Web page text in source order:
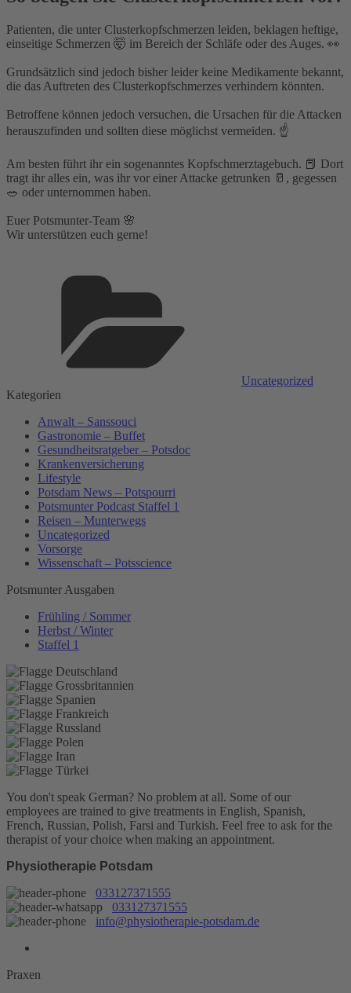
Patienten, die unter Clusterkopfschmerzen leiden, beklagen heftige,
einseitige Schmerzen 🤯 im Bereich der Schläfe oder des Auges. 👀⁣
Grundsätzlich sind jedoch bisher leider keine Medikamente bekannt,
die das Auftreten des Clusterkopfschmerzes verhindern könnten.⁣
Betroffene können jedoch versuchen, die Ursachen für die Attacken
herauszufinden und sollten diese möglichst vermeiden. ☝️⁣
Am besten führt ihr ein sogenanntes Kopfschmerztagebuch. 📕 Dort
tragt ihr alles ein, was ihr vor einer Attacke getrunken 🥛, gegessen
🥗 oder unternommen haben.⁣
Euer Potsmunter-Team 🌸⁣
Wir unterstützen euch gerne!
Uncategorized
Kategorien
Anwalt – Sanssouci
Gastronomie – Buffet
Gesundheitsratgeber – Potsdoc
Krankenversicherung
Lifestyle
Potsdam News – Potspourri
Potsmunter Podcast Staffel 1
Reisen – Munterwegs
Uncategorized
Vorsorge
Wissenschaft – Potsscience
Potsmunter Ausgaben
Frühling / Sommer
Herbst / Winter
Staffel 1
You don't speak German? No problem at all. Some of our
employees are trained to give treatments in English, Spanish,
French, Russian, Polish, Farsi and Turkish. Feel free to ask for the
therapist of your choice when making an appointment.
Physiotherapie Potsdam
033127371555
033127371555
info@physiotherapie-potsdam.de
Praxen